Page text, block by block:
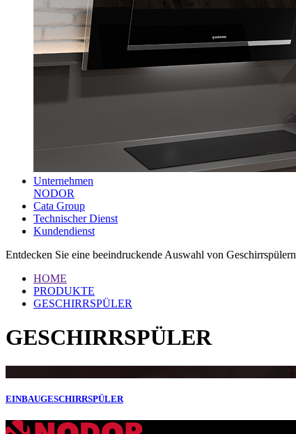
Unternehmen
NODOR
Cata Group
Technischer Dienst
Kundendienst
Entdecken Sie eine beeindruckende Auswahl von Geschirrspülern
HOME
PRODUKTE
GESCHIRRSPÜLER
GESCHIRRSPÜLER
EINBAUGESCHIRRSPÜLER